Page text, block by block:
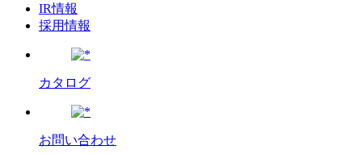
IR情報
採用情報
カタログ
お問い合わせ